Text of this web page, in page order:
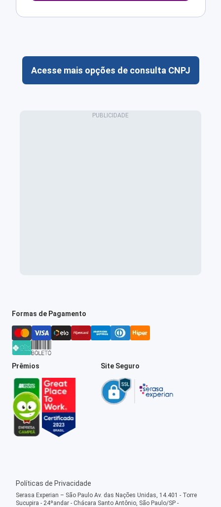
Acesse mais opções de consulta CNPJ
Formas de Pagamento
Prêmios Site Seguro
Políticas de Privacidade
Serasa Experian – São Paulo Av. das Nações Unidas, 14.401 - Torre
Sucupira - 24ºandar - Chácara Santo Antônio, São Paulo/SP -